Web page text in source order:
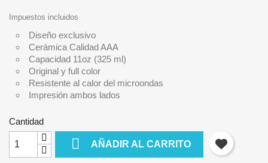
Impuestos incluidos
Diseño exclusivo
Cerámica Calidad AAA
Capacidad 11oz (325 ml)
Original y full color
Resistente al calor del microondas
Impresión ambos lados
Cantidad
 AÑADIR AL CARRITO